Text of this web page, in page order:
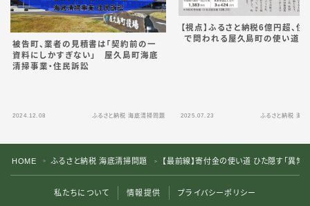
被告町、業者の見積書は「契約前の一
資料にしかすぎない」 屋久島町海底
清掃事業・住民訴訟
2024.12.08 ふるさと納税 海底清掃問題
【視点】ふるさと納税6億円超、住
で問われる屋久島町の使い道
2025.07.23 ふるさと納税 海
HOME ＞ ふるさと納税 海底清掃問題 ＞ 【最前線】寄付金の使い道 ひた隠す「異常
私たちについて 情報提供 プライバシーポリシー